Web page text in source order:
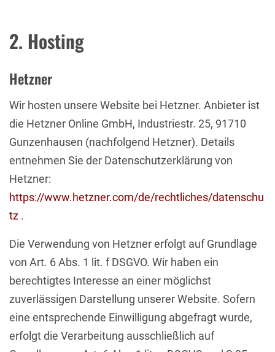
2. Hosting
Hetzner
Wir hosten unsere Website bei Hetzner. Anbieter ist
die Hetzner Online GmbH, Industriestr. 25, 91710
Gunzenhausen (nachfolgend Hetzner). Details
entnehmen Sie der Datenschutzerklärung von
Hetzner:
https://www.hetzner.com/de/rechtliches/datenschu
tz .
Die Verwendung von Hetzner erfolgt auf Grundlage
von Art. 6 Abs. 1 lit. f DSGVO. Wir haben ein
berechtigtes Interesse an einer möglichst
zuverlässigen Darstellung unserer Website. Sofern
eine entsprechende Einwilligung abgefragt wurde,
erfolgt die Verarbeitung ausschließlich auf